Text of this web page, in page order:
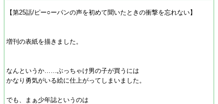
【第25話/ピー○ーパンの声を初めて聞いたときの衝撃を忘れない】
増刊の表紙を描きました。
なんというか……ぶっちゃけ男の子が買うには
かなり勇気がいる絵に仕上がってしまいました。
でも、まぁ少年誌というのは